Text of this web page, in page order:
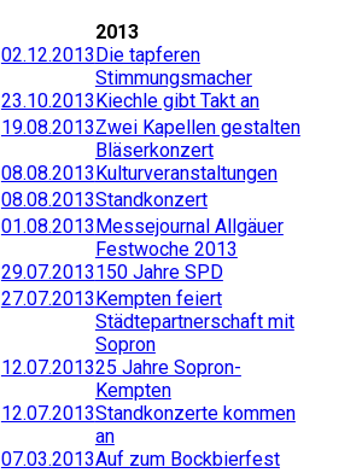
2013
02.12.2013Die tapferen
Stimmungsmacher
23.10.2013Kiechle gibt Takt an
19.08.2013Zwei Kapellen gestalten
Bläserkonzert
08.08.2013Kulturveranstaltungen
08.08.2013Standkonzert
01.08.2013Messejournal Allgäuer
Festwoche 2013
29.07.2013150 Jahre SPD
27.07.2013Kempten feiert
Städtepartnerschaft mit
Sopron
12.07.201325 Jahre Sopron-
Kempten
12.07.2013Standkonzerte kommen
an
07.03.2013Auf zum Bockbierfest